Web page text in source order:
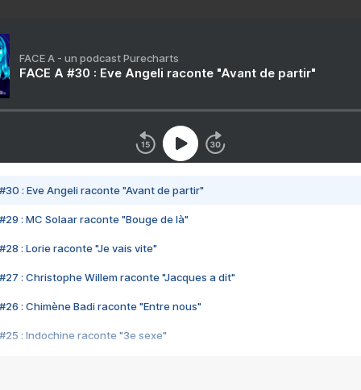
FACE A - un podcast Purecharts
FACE A #30 : Eve Angeli raconte "Avant de partir"
#30 : Eve Angeli raconte "Avant de partir"
#29 : MC Solaar raconte "Bouge de là"
#28 : Lorie raconte "Je vais vite"
#27 : Christophe Willem raconte "Jacques a dit"
#26 : Chimène Badi raconte "Entre nous"
#25 : Indochine raconte "3e sexe"